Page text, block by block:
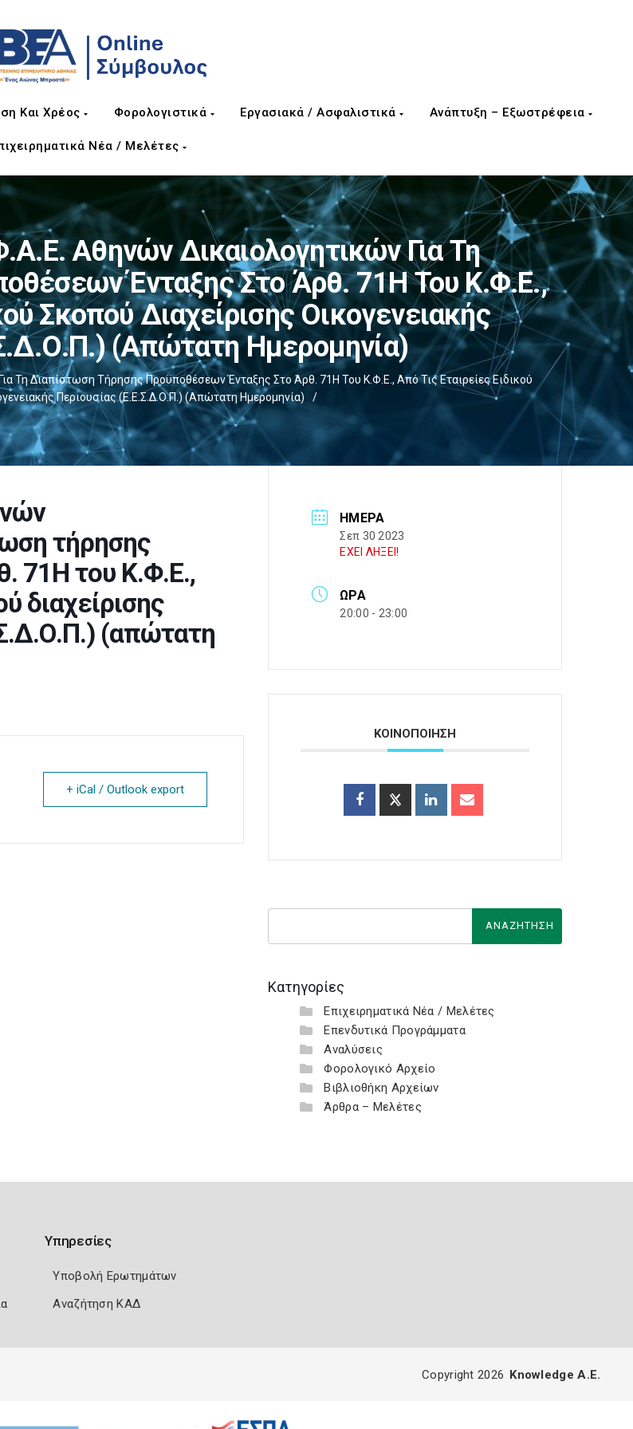
Και Χρέος Φορολογιστικά Εργασιακά / Ασφαλιστικά Ανάπτυξη – Εξωστρέφεια
Νέα / Μελέτες
Αθηνών Δικαιολογητικών Για Τη
Ένταξης Στο Άρθ. 71Η Του Κ.Φ.Ε.,
Σκοπού Διαχείρισης Οικογενειακής
(απώτατη Ημερομηνία)
Τη Διαπίστωση Τήρησης Προϋποθέσεων Ένταξης Στο Άρθ. 71Η Του Κ.Φ.Ε., Από Τις Εταιρείες Ειδικού
Περιουσίας (Ε.Ε.Σ.Δ.Ο.Π.) (απώτατη Ημερομηνία)
/
τήρησης
71Η του Κ.Φ.Ε.,
διαχείρισης
(απώτατη
+ iCal / Outlook export
ΗΜΈΡΑ
Σεπ 30 2023
ΕΧΕΙ ΛΗΞΕΙ!
ΏΡΑ
20:00 - 23:00
ΚΟΙΝΟΠΟΙΗΣΗ
Κατηγορίες
Επιχειρηματικά Νέα / Μελέτες
Επενδυτικά Προγράμματα
Αναλύσεις
Φορολογικό Αρχείο
Βιβλιοθήκη Αρχείων
Άρθρα – Μελέτες
Υπηρεσίες
Υποβολή Ερωτημάτων
Αναζήτηση ΚΑΔ
Copyright 2026 Knowledge A.E.